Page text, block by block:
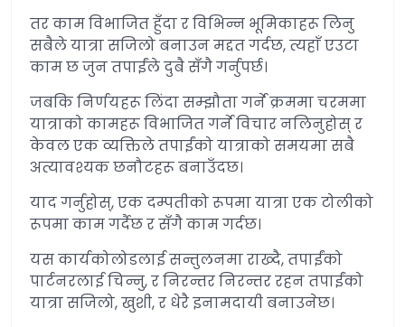
तर काम विभाजित हुँदा र विभिन्न भूमिकाहरू लिनु
सबैले यात्रा सजिलो बनाउन मद्दत गर्दछ, त्यहाँ एउटा
काम छ जुन तपाईंले दुबै सँगै गर्नुपर्छ।
जबकि निर्णयहरू लिंदा सम्झौता गर्ने क्रममा चरममा
यात्राको कामहरू विभाजित गर्ने विचार नलिनुहोस् र
केवल एक व्यक्तिले तपाईंको यात्राको समयमा सबै
अत्यावश्यक छनौटहरू बनाउँदछ।
याद गर्नुहोस्, एक दम्पतीको रूपमा यात्रा एक टोलीको
रूपमा काम गर्दैछ र सँगै काम गर्दछ।
यस कार्यकोलोडलाई सन्तुलनमा राख्दै, तपाईंको
पार्टनरलाई चिन्नु, र निरन्तर निरन्तर रहन तपाईंको
यात्रा सजिलो, खुशी, र धेरै इनामदायी बनाउनेछ।